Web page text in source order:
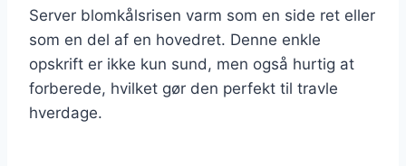
Server blomkålsrisen varm som en side ret eller
som en del af en hovedret. Denne enkle
opskrift er ikke kun sund, men også hurtig at
forberede, hvilket gør den perfekt til travle
hverdage.